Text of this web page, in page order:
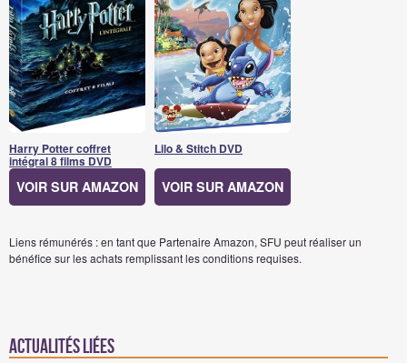
Harry Potter coffret
intégral 8 films DVD
VOIR SUR AMAZON
Lilo & Stitch DVD
VOIR SUR AMAZON
Liens rémunérés : en tant que Partenaire Amazon, SFU peut réaliser un
bénéfice sur les achats remplissant les conditions requises.
Actualités Liées